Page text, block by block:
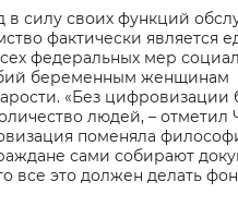
ассистент
Остановить
настройки
силу своих функций
фактически является
федеральных мер
беременным женщинам
«Без
людей, – отметил
поменяла
сами собирают
все это должен делать